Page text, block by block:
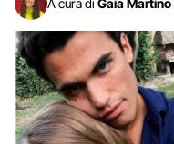
A cura di Gaia Martino